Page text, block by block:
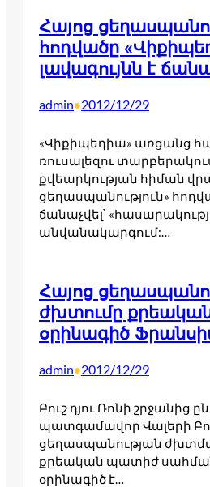
Հայոց
հոդվածը
լավագույնն է
admin•2012/12/29
«Վիքիպեդիա» առցանց
ռուսալեզու
քվեարկության հիման
ցեղասպանություն»
ճանաչվել՝
անվանակարգում:…
Հայոց
ժխտումը
օրինագիծ
admin•2012/12/29
Բուշ դյու Ռոնի շրջանից
պատգամավոր Վալերի
ցեղասպանության
քրեական պատիժ
օրինագիծ է…